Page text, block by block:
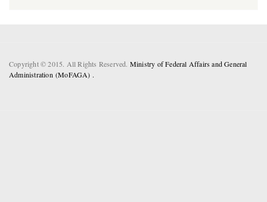
Copyright © 2015. All Rights Reserved. Ministry of Federal Affairs and General
Administration (MoFAGA) .